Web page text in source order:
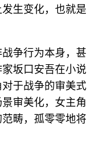
生变化，也就是
争行为本身，甚
坂口安吾在小说
对于战争的审美式
审美化，女主角
畴，孤零零地将